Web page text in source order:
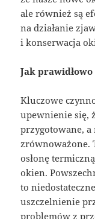
ale również są
na działanie
i konserwacja
Jak
Kluczowe
upewnienie się,
przygotowane, a
zrównoważone.
osłonę
okien.
to
uszczelnienie
problemów z